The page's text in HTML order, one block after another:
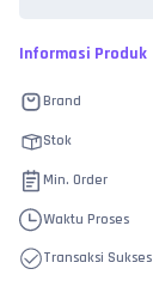
Informasi Produk
Brand
Stok
Min. Order
Waktu Proses
Transaksi Sukses